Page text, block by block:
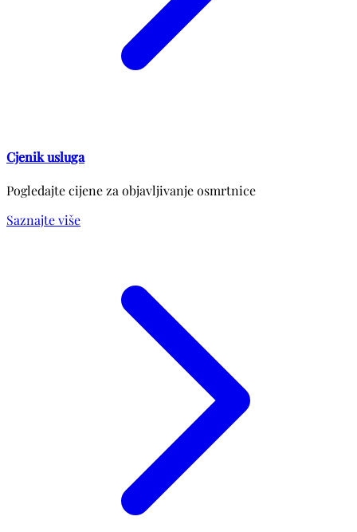
Cjenik usluga
Pogledajte cijene za objavljivanje osmrtnice
Saznajte više